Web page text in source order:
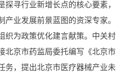
寻行业新增长点的核心要素，
产业发展前景蓝图的资深专家。
为政策优化建言献策。中关村
北京市药监局委托编写《北京市
务，提出北京市医疗器械产业未